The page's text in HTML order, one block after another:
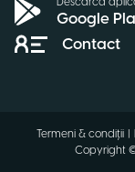
Google
Contact
Copyright
Termeni & condiții